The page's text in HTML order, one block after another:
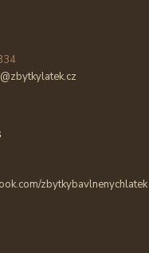
zbytkybavlnenychlatek